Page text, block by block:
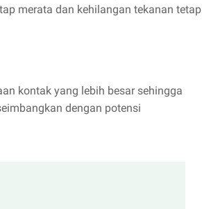
merata dan kehilangan tekanan tetap
kontak yang lebih besar sehingga
dengan potensi